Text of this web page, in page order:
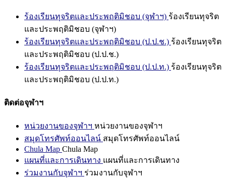
ร้องเรียนทุจริตและประพฤติมิชอบ (จุฬาฯ) ร้องเรียนทุจริต
และประพฤติมิชอบ (จุฬาฯ)
ร้องเรียนทุจริตและประพฤติมิชอบ (ป.ป.ช.) ร้องเรียนทุจริต
และประพฤติมิชอบ (ป.ป.ช.)
ร้องเรียนทุจริตและประพฤติมิชอบ (ป.ป.ท.) ร้องเรียนทุจริต
และประพฤติมิชอบ (ป.ป.ท.)
ติดต่อจุฬาฯ
หน่วยงานของจุฬาฯ หน่วยงานของจุฬาฯ
สมุดโทรศัพท์ออนไลน์ สมุดโทรศัพท์ออนไลน์
Chula Map Chula Map
แผนที่และการเดินทาง แผนที่และการเดินทาง
ร่วมงานกับจุฬาฯ ร่วมงานกับจุฬาฯ